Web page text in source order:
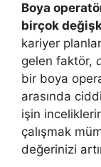
Boya
birçok
kariyer
gelen faktör,
bir boya
arasında
işin
çalışmak
değerinizi